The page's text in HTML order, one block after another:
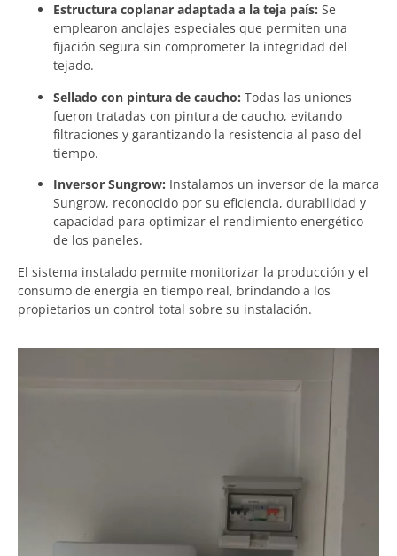
Estructura coplanar adaptada a la teja país: Se
emplearon anclajes especiales que permiten una
fijación segura sin comprometer la integridad del
tejado.
Sellado con pintura de caucho: Todas las uniones
fueron tratadas con pintura de caucho, evitando
filtraciones y garantizando la resistencia al paso del
tiempo.
Inversor Sungrow: Instalamos un inversor de la marca
Sungrow, reconocido por su eficiencia, durabilidad y
capacidad para optimizar el rendimiento energético
de los paneles.
El sistema instalado permite monitorizar la producción y el
consumo de energía en tiempo real, brindando a los
propietarios un control total sobre su instalación.